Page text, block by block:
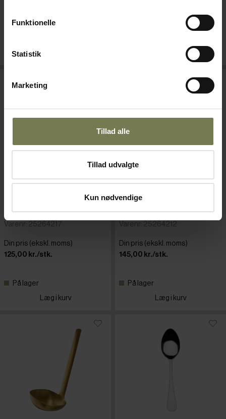
Funktionelle
Statistik
Marketing
Tillad alle
Tillad udvalgte
Kun nødvendige
Læg i kurv
Læg i kurv
APS Bulq opøser, vintage
guld, 2 pak, L17,5 cm
Varenr: 25264217
Din pris (ekskl. moms)
125,00 kr./stk.
På lager
Læg i kurv
APS Bulq opøser, vintage
guld, 4 pak, L12,5 cm
Varenr: 25264212
Din pris (ekskl. moms)
145,00 kr./stk.
På lager
Læg i kurv